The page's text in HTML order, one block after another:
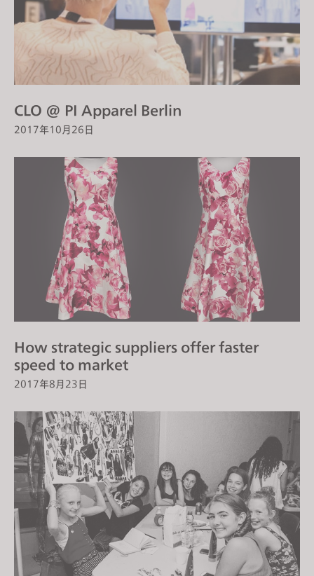
CLO @ PI Apparel Berlin
2017年10月26日
How strategic suppliers offer faster
speed to market
2017年8月23日